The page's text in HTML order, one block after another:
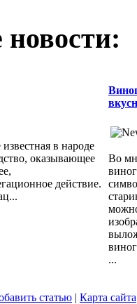
в народе
оказывающее
действие.
Во
...
статью | Карта сайта